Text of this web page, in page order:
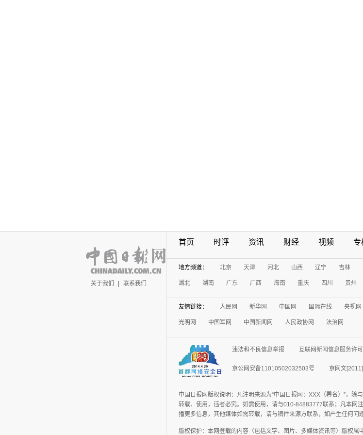
关于我们 联系我们
首页 时评 资讯 财经 视频 专
地方频道： 北京 天津 河北 山西 辽宁 吉林
湖北 湖南 广东 广西 海南 重庆 四川 贵州
友情链接： 人民网 新华网 中国网 国际在线 央视网
光明网 中国军网 中国新闻网 人民政协网 法治网
违法和不良信息举报 互联网新闻信息服务许
京公网安备11010502032503号 京网文
中国日报网版权说明：凡注明来源为“中国日报网：XXX（署名）”，
转载、使用，违者必究。如需使用，请与010-84883777联系；凡本网
播更多信息，其他媒体如需转载，请与稿件来源方联系，如产生任何问
版权保护：本网登载的内容（包括文字、图片、多媒体资讯等）版权